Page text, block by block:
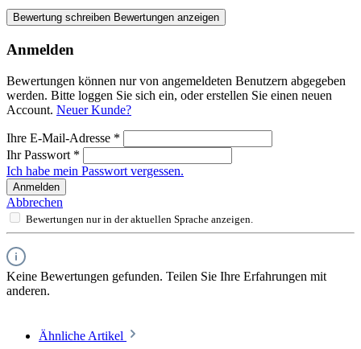
Bewertung schreiben Bewertungen anzeigen
Anmelden
Bewertungen können nur von angemeldeten Benutzern abgegeben
werden. Bitte loggen Sie sich ein, oder erstellen Sie einen neuen
Account. Neuer Kunde?
Ihre E-Mail-Adresse *
Ihr Passwort *
Ich habe mein Passwort vergessen.
Anmelden
Abbrechen
Bewertungen nur in der aktuellen Sprache anzeigen.
Keine Bewertungen gefunden. Teilen Sie Ihre Erfahrungen mit
anderen.
Ähnliche Artikel